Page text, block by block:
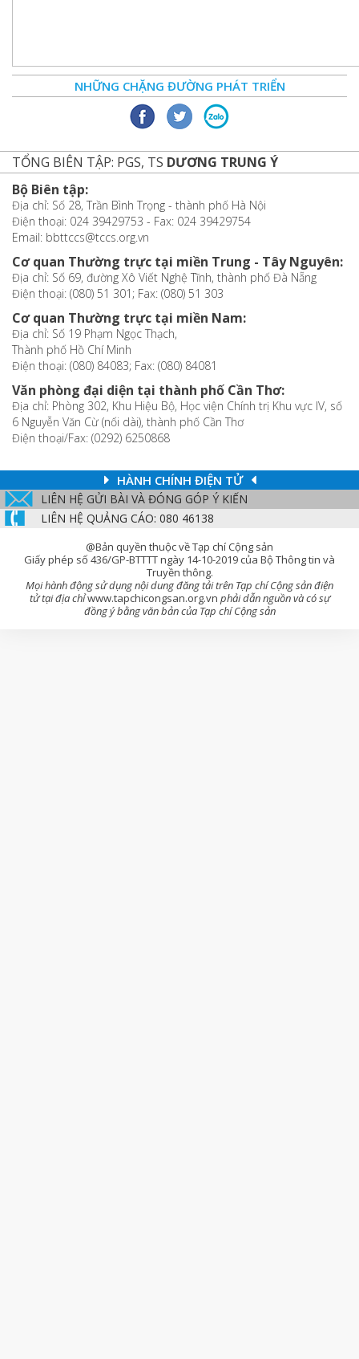
NHỮNG CHẶNG ĐƯỜNG PHÁT TRIỂN
TỔNG BIÊN TẬP: PGS, TS DƯƠNG TRUNG Ý
Bộ Biên tập:
Địa chỉ: Số 28, Trần Bình Trọng - thành phố Hà Nội
Điện thoại: 024 39429753 - Fax: 024 39429754
Email: bbttccs@tccs.org.vn
Cơ quan Thường trực tại miền Trung - Tây Nguyên:
Địa chỉ: Số 69, đường Xô Viết Nghệ Tĩnh, thành phố Đà Nẵng
Điện thoại: (080) 51 301; Fax: (080) 51 303
Cơ quan Thường trực tại miền Nam:
Địa chỉ: Số 19 Phạm Ngọc Thạch,
Thành phố Hồ Chí Minh
Điện thoại: (080) 84083; Fax: (080) 84081
Văn phòng đại diện tại thành phố Cần Thơ:
Địa chỉ: Phòng 302, Khu Hiệu Bộ, Học viện Chính trị Khu vực IV, số
6 Nguyễn Văn Cừ (nối dài), thành phố Cần Thơ
Điện thoại/Fax: (0292) 6250868
HÀNH CHÍNH ĐIỆN TỬ
LIÊN HỆ GỬI BÀI VÀ ĐÓNG GÓP Ý KIẾN
LIÊN HỆ QUẢNG CÁO: 080 46138
@Bản quyền thuộc về Tạp chí Cộng sản
Giấy phép số 436/GP-BTTTT ngày 14-10-2019 của Bộ Thông tin và
Truyền thông.
Mọi hành động sử dụng nội dung đăng tải trên Tạp chí Cộng sản điện
tử tại địa chỉwww.tapchicongsan.org.vn phải dẫn nguồn và có sự
đồng ý bằng văn bản của Tạp chí Cộng sản